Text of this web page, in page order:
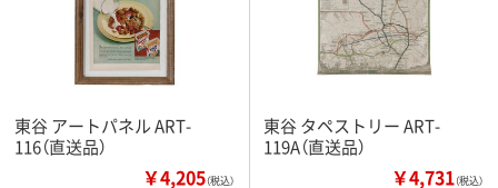
東谷 アートパネル ART-
116（直送品）
￥4,205（税込）
東谷 タペストリー ART-
119A（直送品）
￥4,731（税込）